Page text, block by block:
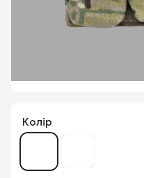
Колір